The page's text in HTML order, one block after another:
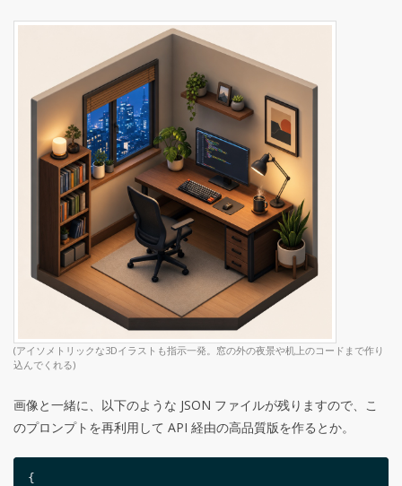
(アイソメトリックな3Dイラストも指示一発。窓の外の夜景や机上のコードまで作り
込んでくれる)
画像と一緒に、以下のような JSON ファイルが残りますので、こ
のプロンプトを再利用して API 経由の高品質版を作るとか。
{